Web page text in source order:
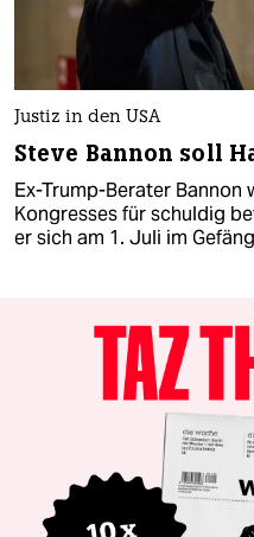
Justiz in den USA
Steve Bannon soll
Ex-Trump-Berater
Kongresses für schuldig
er sich am 1. Juli im